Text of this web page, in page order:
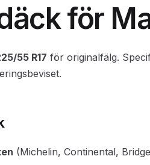
för
55 R17 för originalfälg.
(Michelin, Continental,